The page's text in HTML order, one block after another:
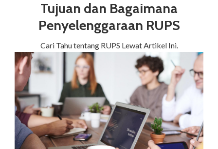
Tujuan dan Bagaimana
Penyelenggaraan RUPS
Cari Tahu tentang RUPS Lewat Artikel Ini.